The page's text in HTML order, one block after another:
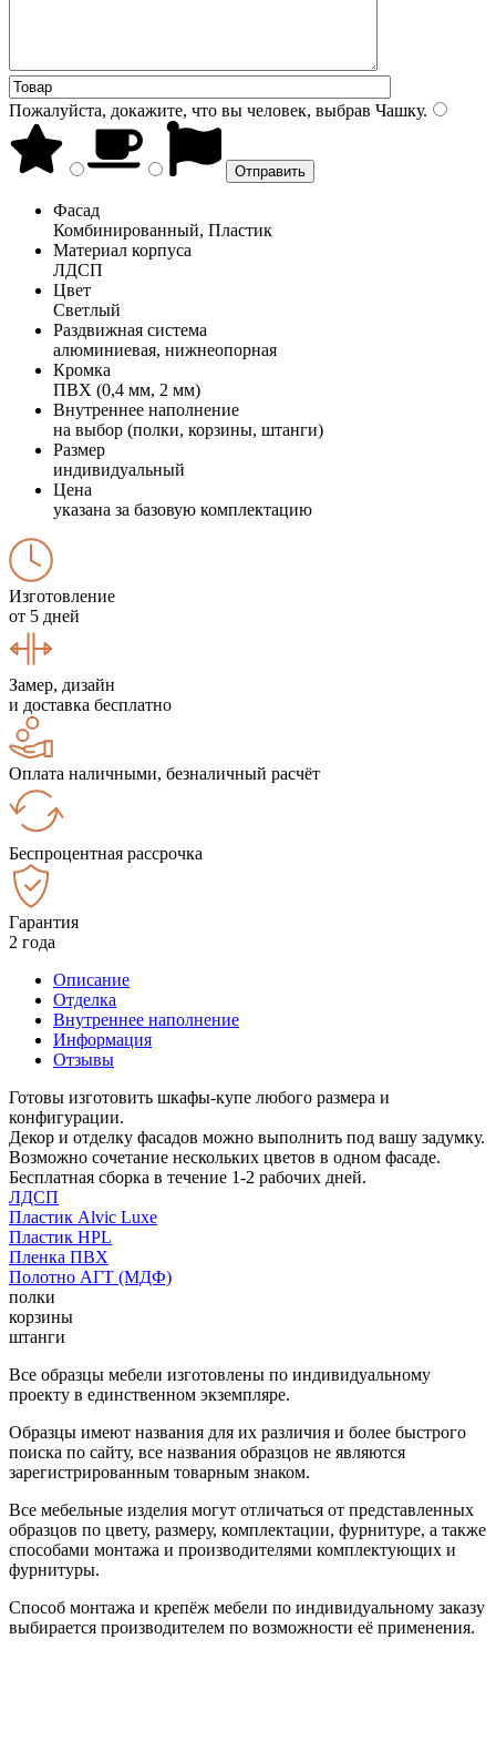
Пожалуйста, докажите, что вы человек, выбрав Чашку.
Фасад
Комбинированный, Пластик
Материал корпуса
ЛДСП
Цвет
Светлый
Раздвижная система
алюминиевая, нижнеопорная
Кромка
ПВХ (0,4 мм, 2 мм)
Внутреннее наполнение
на выбор (полки, корзины, штанги)
Размер
индивидуальный
Цена
указана за базовую комплектацию
Изготовление
от 5 дней
Замер, дизайн
и доставка бесплатно
Оплата наличными, безналичный расчёт
Беспроцентная рассрочка
Гарантия
2 года
Описание
Отделка
Внутреннее наполнение
Информация
Отзывы
Готовы изготовить шкафы-купе любого размера и
конфигурации.
Декор и отделку фасадов можно выполнить под вашу задумку.
Возможно сочетание нескольких цветов в одном фасаде.
Бесплатная сборка в течение 1-2 рабочих дней.
ЛДСП
Пластик Alvic Luxe
Пластик HPL
Пленка ПВХ
Полотно АГТ (МДФ)
полки
корзины
штанги
Все образцы мебели изготовлены по индивидуальному
проекту в единственном экземпляре.
Образцы имеют названия для их различия и более быстрого
поиска по сайту, все названия образцов не являются
зарегистрированным товарным знаком.
Все мебельные изделия могут отличаться от представленных
образцов по цвету, размеру, комплектации, фурнитуре, а также
способами монтажа и производителями комплектующих и
фурнитуры.
Способ монтажа и крепёж мебели по индивидуальному заказу
выбирается производителем по возможности её применения.